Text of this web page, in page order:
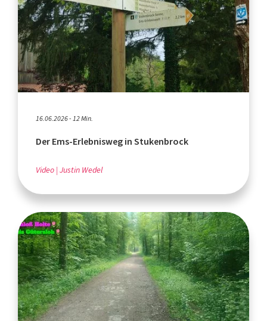
16.06.2026 - 12 Min.
Der Ems-Erlebnisweg in Stukenbrock
Video Justin Wedel